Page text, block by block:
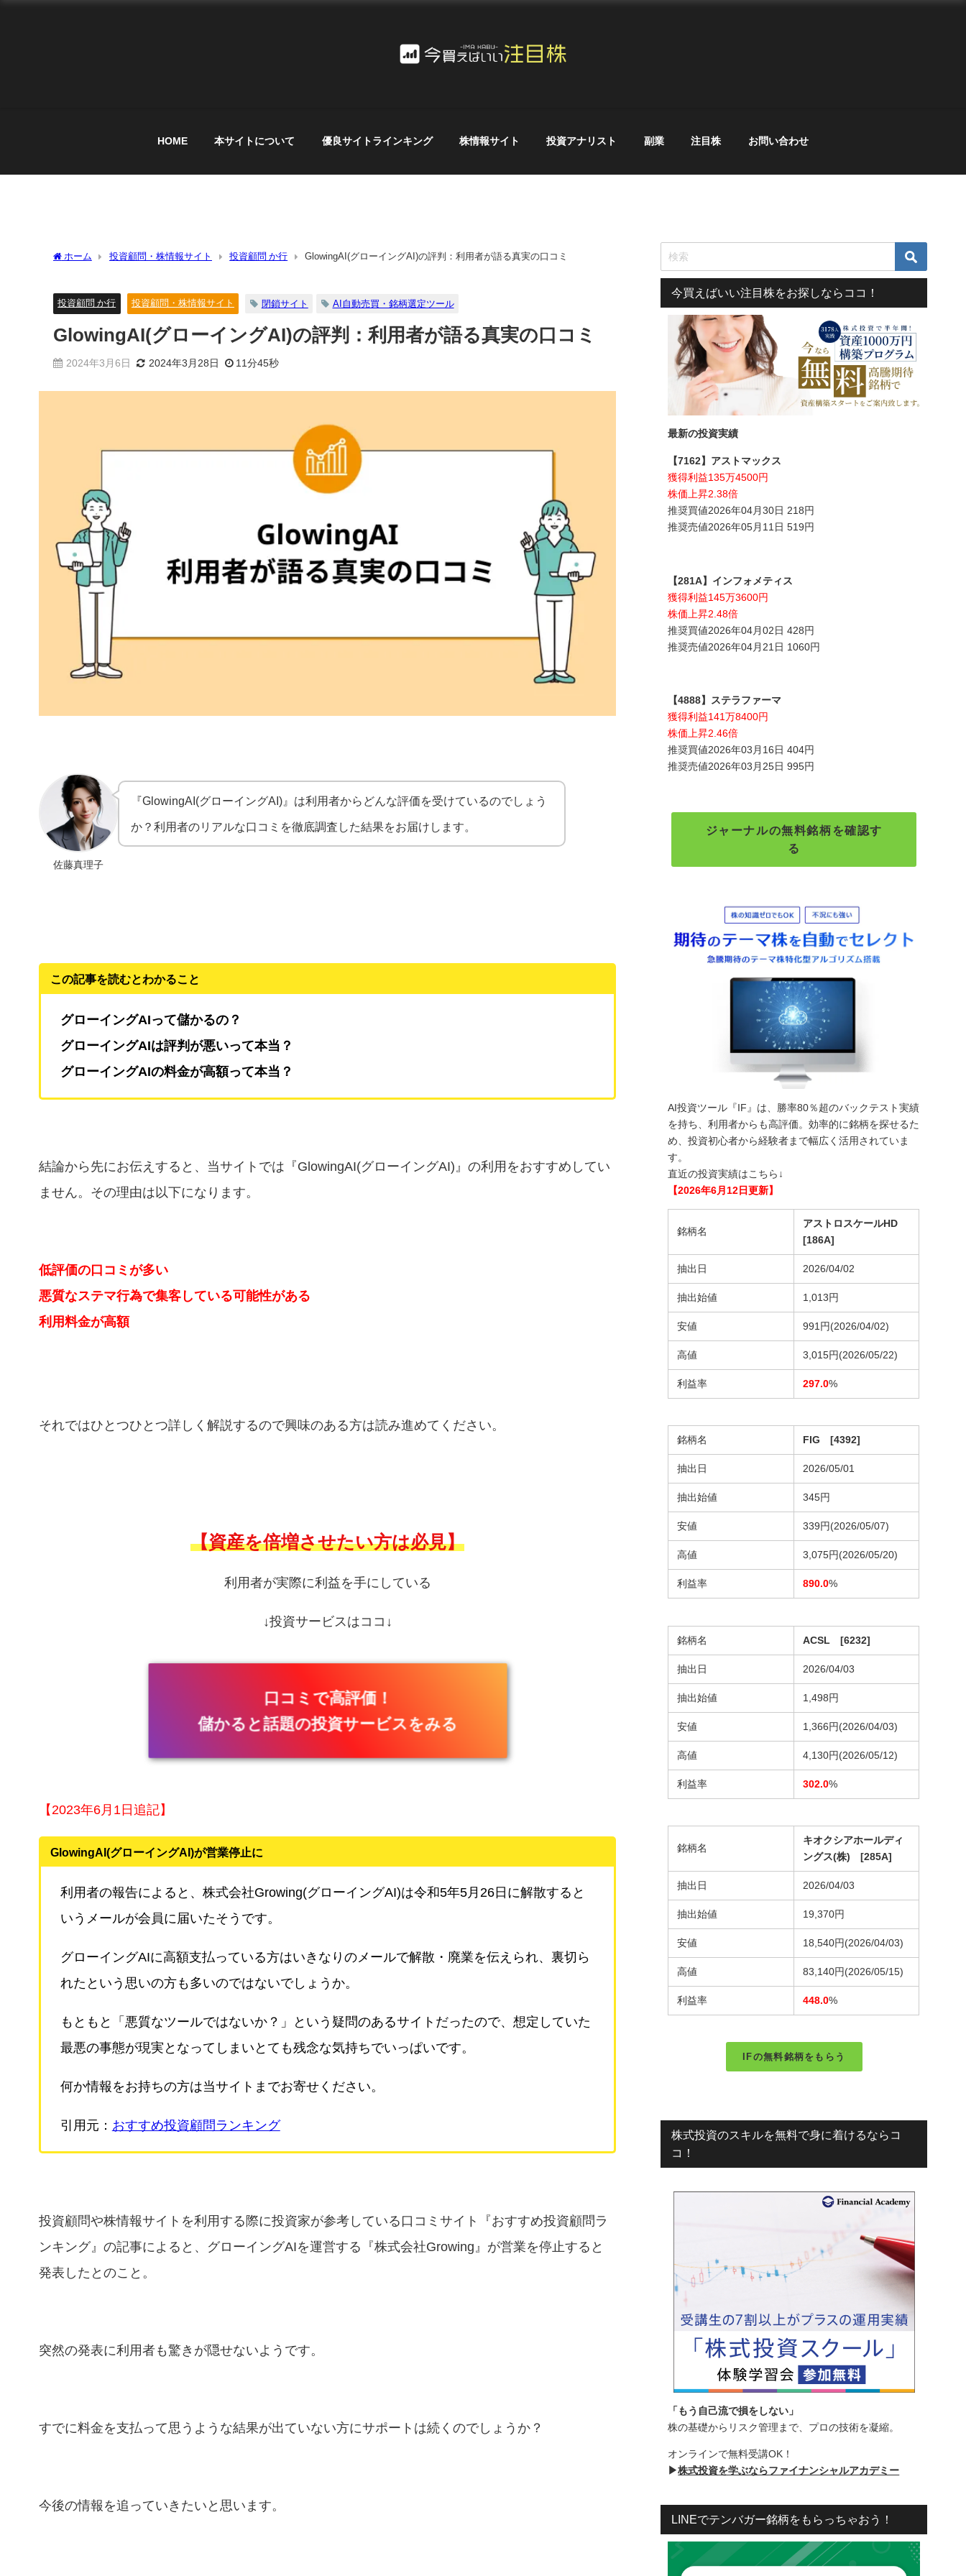
HOME 本サイトについて 優良サイトラインキング 株情報サイト 投資アナリスト 副業 注目株 お問い合わせ
ホーム 投資顧問・株情報サイト 投資顧問 か行 GlowingAI(グローイングAI)の評判：利用者が語る真実の口コミ
投資顧問 か行 投資顧問・株情報サイト 閉鎖サイト AI自動売買・銘柄選定ツール
GlowingAI(グローイングAI)の評判：利用者が語る真実の口コミ
2024年3月6日 2024年3月28日 11分45秒
佐藤真理子
『GlowingAI(グローイングAI)』は利用者からどんな評価を受けているのでしょう
か？利用者のリアルな口コミを徹底調査した結果をお届けします。
この記事を読むとわかること
グローイングAIって儲かるの？
グローイングAIは評判が悪いって本当？
グローイングAIの料金が高額って本当？
結論から先にお伝えすると、当サイトでは『GlowingAI(グローイングAI)』の利用をおすすめしてい
ません。その理由は以下になります。
低評価の口コミが多い
悪質なステマ行為で集客している可能性がある
利用料金が高額
それではひとつひとつ詳しく解説するので興味のある方は読み進めてください。
【資産を倍増させたい方は必見】
利用者が実際に利益を手にしている
↓投資サービスはココ↓
口コミで高評価！
儲かると話題の投資サービスをみる
【2023年6月1日追記】
GlowingAI(グローイングAI)が営業停止に
利用者の報告によると、株式会社Growing(グローイングAI)は令和5年5月26日に解散すると
いうメールが会員に届いたそうです。
グローイングAIに高額支払っている方はいきなりのメールで解散・廃業を伝えられ、裏切ら
れたという思いの方も多いのではないでしょうか。
もともと「悪質なツールではないか？」という疑問のあるサイトだったので、想定していた
最悪の事態が現実となってしまいとても残念な気持ちでいっぱいです。
何か情報をお持ちの方は当サイトまでお寄せください。
引用元： おすすめ投資顧問ランキング
投資顧問や株情報サイトを利用する際に投資家が参考している口コミサイト『おすすめ投資顧問ラ
ンキング』の記事によると、グローイングAIを運営する『株式会社Growing』が営業を停止すると
発表したとのこと。
突然の発表に利用者も驚きが隠せないようです。
すでに料金を支払って思うような結果が出ていない方にサポートは続くのでしょうか？
今後の情報を追っていきたいと思います。
今買えばいい注目株をお探しならココ！
最新の投資実績
【7162】アストマックス
獲得利益135万4500円
株価上昇2.38倍
推奨買値2026年04月30日 218円
推奨売値2026年05月11日 519円
【281A】インフォメティス
獲得利益145万3600円
株価上昇2.48倍
推奨買値2026年04月02日 428円
推奨売値2026年04月21日 1060円
【4888】ステラファーマ
獲得利益141万8400円
株価上昇2.46倍
推奨買値2026年03月16日 404円
推奨売値2026年03月25日 995円
ジャーナルの無料銘柄を確認す
る
AI投資ツール『IF』は、勝率80％超のバックテスト実績
を持ち、利用者からも高評価。効率的に銘柄を探せるた
め、投資初心者から経験者まで幅広く活用されていま
す。
直近の投資実績はこちら↓
【2026年6月12日更新】
銘柄名
アストロスケールHD
[186A]
抽出日 2026/04/02
抽出始値 1,013円
安値 991円(2026/04/02)
高値 3,015円(2026/05/22)
利益率 297.0%
銘柄名 FIG [4392]
抽出日 2026/05/01
抽出始値 345円
安値 339円(2026/05/07)
高値 3,075円(2026/05/20)
利益率 890.0%
銘柄名 ACSL [6232]
抽出日 2026/04/03
抽出始値 1,498円
安値 1,366円(2026/04/03)
高値 4,130円(2026/05/12)
利益率 302.0%
銘柄名
キオクシアホールディ
ングス(株) [285A]
抽出日 2026/04/03
抽出始値 19,370円
安値 18,540円 (2026/04/03)
高値 83,140円 (2026/05/15)
利益率 448.0%
IFの無料銘柄をもらう
株式投資のスキルを無料で身に着けるならコ
コ！
「もう自己流で損をしない」
株の基礎からリスク管理まで、プロの技術を凝縮。
オンラインで無料受講OK！
▶株式投資を学ぶならファイナンシャルアカデミー
LINEでテンバガー銘柄をもらっちゃおう！